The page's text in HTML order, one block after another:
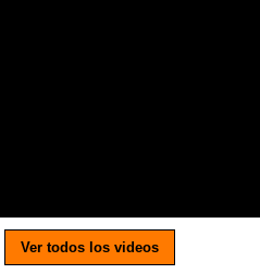
Ver todos los videos